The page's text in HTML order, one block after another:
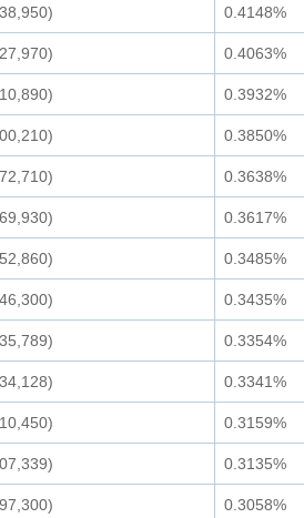
0.4148%
0.4063%
0.3932%
0.3850%
0.3638%
0.3617%
0.3485%
0.3435%
0.3354%
0.3341%
0.3159%
0.3135%
0.3058%